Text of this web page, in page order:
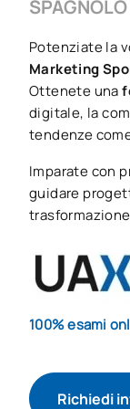
Potenziate la
Marketing
Ottenete una
digitale, la
tendenze
Imparate con
guidare
100% esami
Richiedi